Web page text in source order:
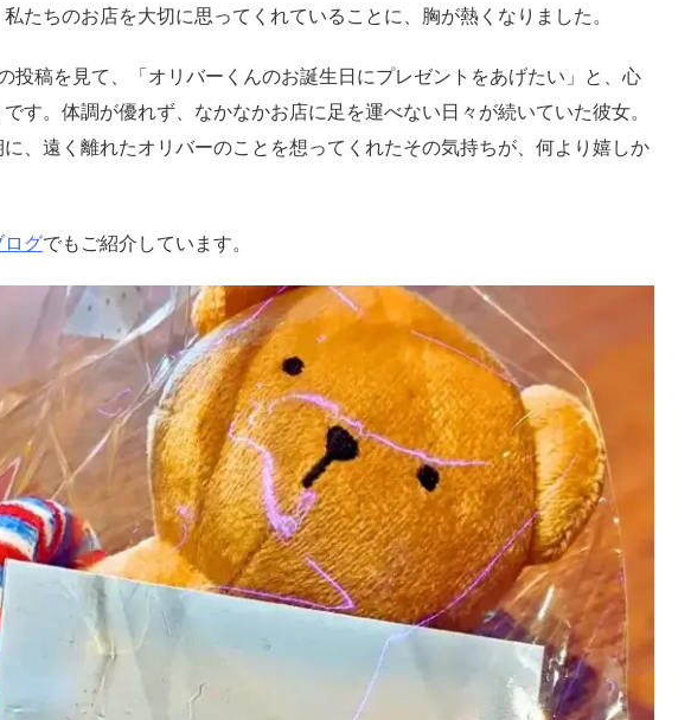
たちのお店を大切に思ってくれていることに、胸が熱くなりました。
投稿を見て、「オリバーくんのお誕生日にプレゼントをあげたい」と、心
す。体調が優れず、なかなかお店に足を運べない日々が続いていた彼女。
、遠く離れたオリバーのことを想ってくれたその気持ちが、何より嬉しか
グでもご紹介しています。